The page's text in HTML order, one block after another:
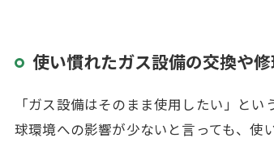
使い慣れたガス設備の交換や
「ガス設備はそのまま使用したい」と
球環境への影響が少ないと言っても、